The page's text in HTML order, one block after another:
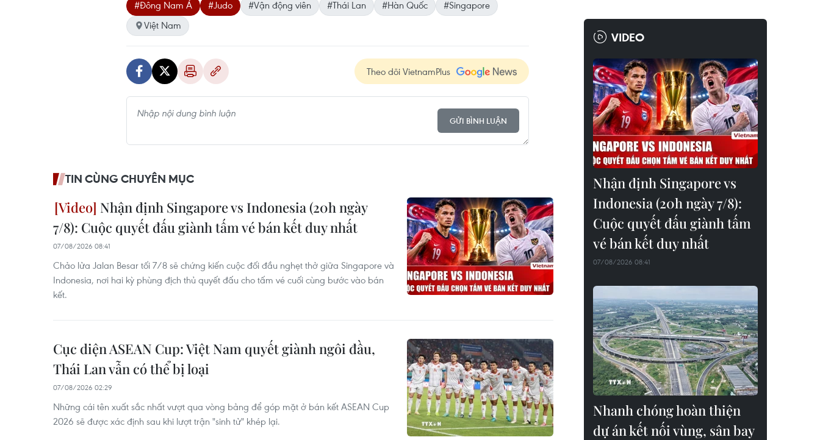
#Đông Nam Á #Judo #Vận động viên #Thái Lan #Hàn Quốc
#Singapore
Việt Nam
Theo dõi VietnamPlus
GỬI BÌNH LUẬN
TIN CÙNG CHUYÊN MỤC
Nhận định Singapore vs Indonesia (20h ngày
7/8): Cuộc quyết đấu giành tấm vé bán kết duy nhất
07/08/2026 08:41
Chảo lửa Jalan Besar tối 7/8 sẽ chứng kiến cuộc đối đầu nghẹt thở giữa Singapore và
Indonesia, nơi hai kỳ phùng địch thủ quyết đấu cho tấm vé cuối cùng bước vào bán
kết.
Cục diện ASEAN Cup: Việt Nam quyết giành ngôi đầu,
Thái Lan vẫn có thể bị loại
07/08/2026 02:29
Những cái tên xuất sắc nhất vượt qua vòng bảng để góp mặt ở bán kết ASEAN Cup
2026 sẽ được xác định sau khi lượt trận "sinh tử" khép lại.
VIDEO
Nhận định Singapore vs
Indonesia (20h ngày 7/8):
Cuộc quyết đấu giành tấm
vé bán kết duy nhất
07/08/2026 08:41
Nhanh chóng hoàn thiện
dự án kết nối vùng, sân bay